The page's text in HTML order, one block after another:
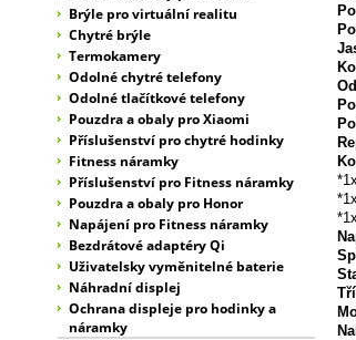
Brýle pro virtuální realitu
Chytré brýle
Termokamery
Odolné chytré telefony
Odolné tlačítkové telefony
Pouzdra a obaly pro Xiaomi
Příslušenství pro chytré hodinky
Fitness náramky
Příslušenství pro Fitness náramky
Pouzdra a obaly pro Honor
Napájení pro Fitness náramky
Bezdrátové adaptéry Qi
Uživatelsky vyměnitelné baterie
Náhradní displej
Ochrana displeje pro hodinky a
náramky